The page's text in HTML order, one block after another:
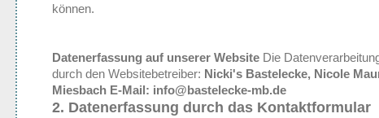
können.
Datenerfassung auf unserer Website Die
durch den Websitebetreiber: Nicki's Bastelecke, Nicole
Miesbach E-Mail: info@bastelecke-mb.de
2. Datenerfassung durch das Kontaktformular